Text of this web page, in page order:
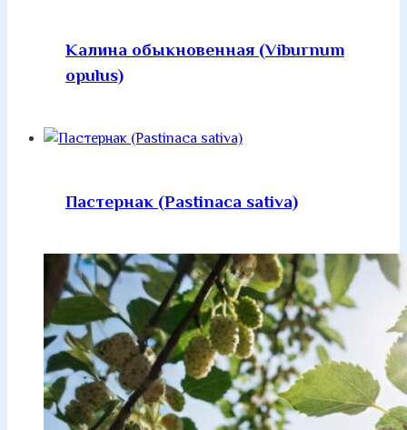
Калина обыкновенная (Viburnum
opulus)
Пастернак (Pastinaca sativa)